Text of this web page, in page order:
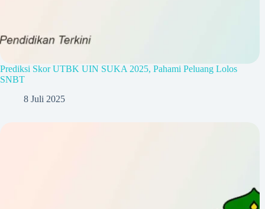
Prediksi Skor UTBK UIN SUKA 2025, Pahami Peluang Lolos
SNBT
8 Juli 2025